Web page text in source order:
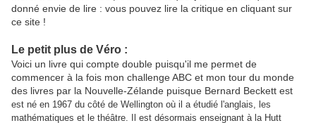
donné envie de lire : vous pouvez lire la critique en cliquant sur
ce site !
Le petit plus de Véro :
Voici un livre qui compte double puisqu'il me permet de
commencer à la fois mon challenge ABC et mon tour du monde
des livres par la Nouvelle-Zélande puisque Bernard Beckett est
est né en 1967 du côté de Wellington où il a étudié l'anglais, les
mathématiques et le théâtre. Il est désormais enseignant à la Hutt